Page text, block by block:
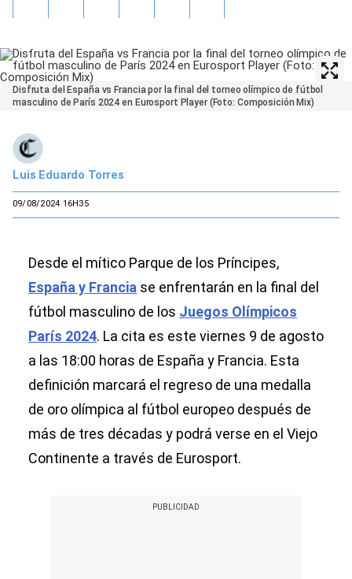
Sports
Disfruta del España vs Francia por la final del torneo olímpico de fútbol
masculino de París 2024 en Eurosport Player (Foto: Composición Mix)
Luis Eduardo Torres
09/08/2024 16H35
Desde el mítico Parque de los Príncipes,
España y Francia se enfrentarán en la final del
fútbol masculino de los Juegos Olímpicos
París 2024. La cita es este viernes 9 de agosto
a las 18:00 horas de España y Francia. Esta
definición marcará el regreso de una medalla
de oro olímpica al fútbol europeo después de
más de tres décadas y podrá verse en el Viejo
Continente a través de Eurosport.